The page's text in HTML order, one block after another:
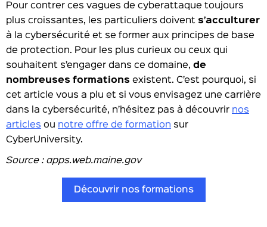
Pour contrer ces vagues de cyberattaque toujours
plus croissantes, les particuliers doivent s’acculturer
à la cybersécurité et se former aux principes de base
de protection. Pour les plus curieux ou ceux qui
souhaitent s’engager dans ce domaine, de
nombreuses formations existent. C’est pourquoi, si
cet article vous a plu et si vous envisagez une carrière
dans la cybersécurité, n’hésitez pas à découvrir nos
articles ou notre offre de formation sur
CyberUniversity.
Source : apps.web.maine.gov
Découvrir nos formations